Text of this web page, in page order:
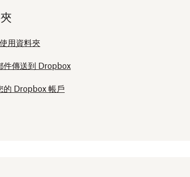
用資料夾
件傳送到 Dropbox
的 Dropbox 帳戶